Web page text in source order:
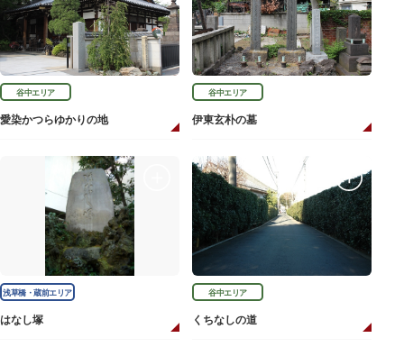
谷中エリア
愛染かつらゆかりの地
谷中エリア
伊東玄朴の墓
浅草橋・蔵前エリア
はなし塚
谷中エリア
くちなしの道